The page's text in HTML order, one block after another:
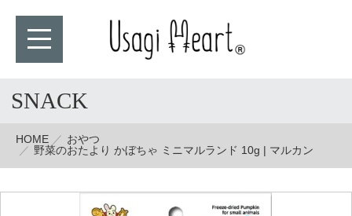
SNACK
HOME
おやつ
野菜のおたより かぼちゃ ミニマルランド 10g | マルカン